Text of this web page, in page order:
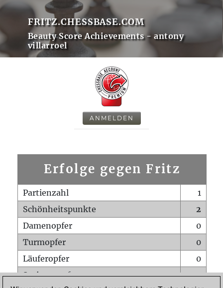
FRITZ.CHESSBASE.COM
Beauty Score Achievements - antony
villarroel
ANMELDEN
Erfolge gegen Fritz
Partienzahl
1
Schönheitspunkte
2
Damenopfer
0
Turmopfer
0
Läuferopfer
0
Springeropfer
0